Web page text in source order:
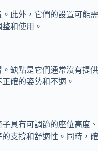
此外，它們的設置可能需
和使用。
缺點是它們通常沒有提供
確的姿勢和不適。
具有可調節的座位高度、
支撐和舒適性。同時，確